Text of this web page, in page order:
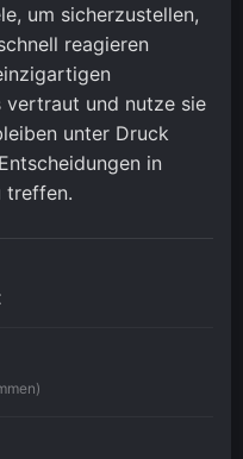
um sicherzustellen,
reagieren
vertraut und nutze sie
unter Druck
in
treffen.